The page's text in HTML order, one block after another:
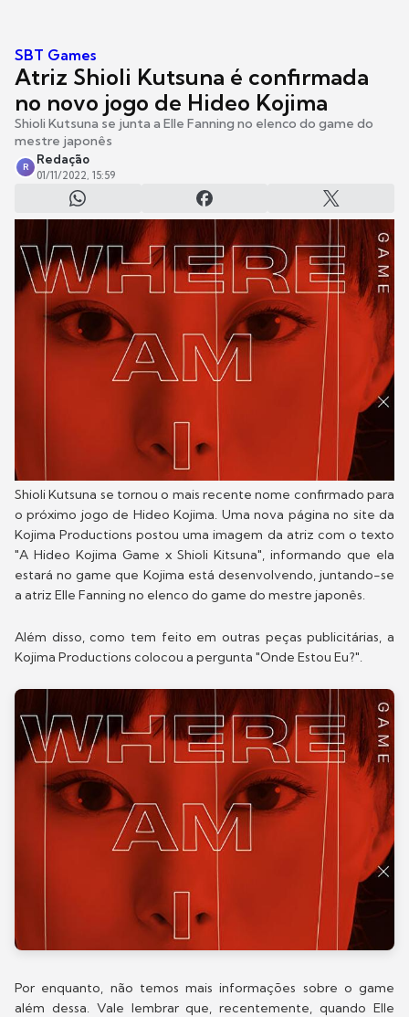
SBT Games
Atriz Shioli Kutsuna é confirmada
no novo jogo de Hideo Kojima
Shioli Kutsuna se junta a Elle Fanning no elenco do game do
mestre japonês
R
Redação
01/11/2022, 15:59
Shioli Kutsuna se tornou o mais recente nome confirmado para
o próximo jogo de Hideo Kojima. Uma nova página no site da
Kojima Productions postou uma imagem da atriz com o texto
"A Hideo Kojima Game x Shioli Kitsuna", informando que ela
estará no game que Kojima está desenvolvendo, juntando-se
a atriz Elle Fanning no elenco do game do mestre japonês.
Além disso, como tem feito em outras peças publicitárias, a
Kojima Productions colocou a pergunta "Onde Estou Eu?".
Por enquanto, não temos mais informações sobre o game
além dessa. Vale lembrar que, recentemente, quando Elle